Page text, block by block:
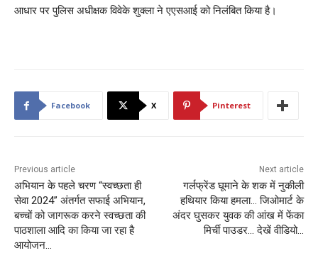
आधार पर पुलिस अधीक्षक विवेके शुक्ला ने एएसआई को निलंबित किया है।
Facebook X Pinterest
Previous article
अभियान के पहले चरण “स्वच्छता ही
सेवा 2024” अंतर्गत सफाई अभियान,
बच्चों को जागरूक करने स्वच्छता की
पाठशाला आदि का किया जा रहा है
आयोजन…
Next article
गर्लफ्रेंड घूमाने के शक में नुकीली
हथियार किया हमला… जिओमार्ट के
अंदर घुसकर युवक की आंख में फेंका
मिर्ची पाउडर… देखें वीडियो…